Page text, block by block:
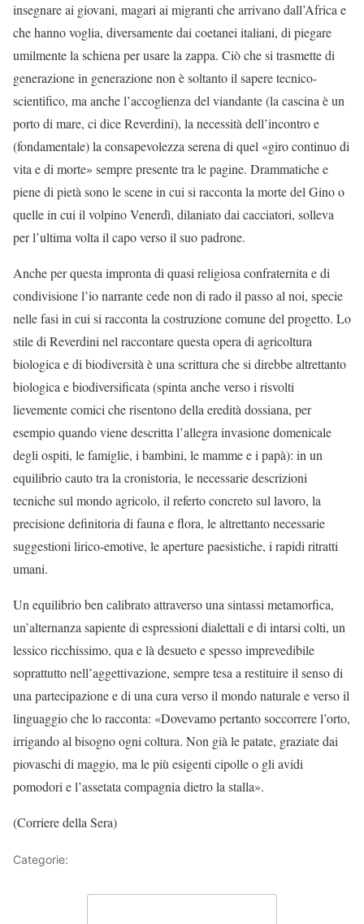
insegnare ai giovani, magari ai migranti che arrivano dall’Africa e
che hanno voglia, diversamente dai coetanei italiani, di piegare
umilmente la schiena per usare la zappa. Ciò che si trasmette di
generazione in generazione non è soltanto il sapere tecnico-
scientifico, ma anche l’accoglienza del viandante (la cascina è un
porto di mare, ci dice Reverdini), la necessità dell’incontro e
(fondamentale) la consapevolezza serena di quel «giro continuo di
vita e di morte» sempre presente tra le pagine. Drammatiche e
piene di pietà sono le scene in cui si racconta la morte del Gino o
quelle in cui il volpino Venerdì, dilaniato dai cacciatori, solleva
per l’ultima volta il capo verso il suo padrone.
Anche per questa impronta di quasi religiosa confraternita e di
condivisione l’io narrante cede non di rado il passo al noi, specie
nelle fasi in cui si racconta la costruzione comune del progetto. Lo
stile di Reverdini nel raccontare questa opera di agricoltura
biologica e di biodiversità è una scrittura che si direbbe altrettanto
biologica e biodiversificata (spinta anche verso i risvolti
lievemente comici che risentono della eredità dossiana, per
esempio quando viene descritta l’allegra invasione domenicale
degli ospiti, le famiglie, i bambini, le mamme e i papà): in un
equilibrio cauto tra la cronistoria, le necessarie descrizioni
tecniche sul mondo agricolo, il referto concreto sul lavoro, la
precisione definitoria di fauna e flora, le altrettanto necessarie
suggestioni lirico-emotive, le aperture paesistiche, i rapidi ritratti
umani.
Un equilibrio ben calibrato attraverso una sintassi metamorfica,
un’alternanza sapiente di espressioni dialettali e di intarsi colti, un
lessico ricchissimo, qua e là desueto e spesso imprevedibile
soprattutto nell’aggettivazione, sempre tesa a restituire il senso di
una partecipazione e di una cura verso il mondo naturale e verso il
linguaggio che lo racconta: «Dovevamo pertanto soccorrere l’orto,
irrigando al bisogno ogni coltura. Non già le patate, graziate dai
piovaschi di maggio, ma le più esigenti cipolle o gli avidi
pomodori e l’assetata compagnia dietro la stalla».
(Corriere della Sera)
Categorie: